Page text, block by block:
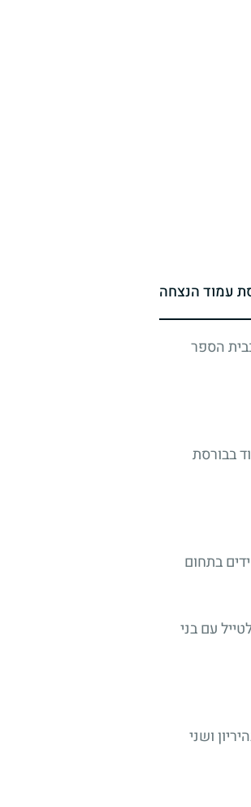
עמוד הנצחה
הספר
בשנת 1973 החל שמואל לעבוד בבורסת
בתחום
עם בני
ושני